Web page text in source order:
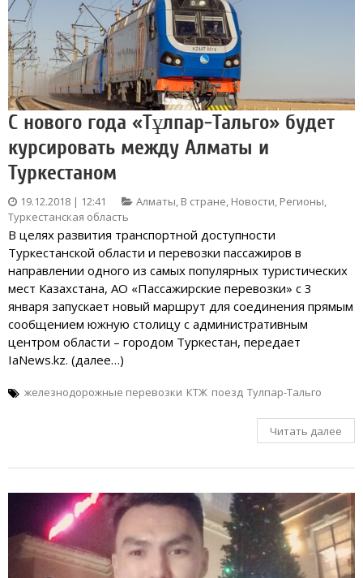
С нового года «Тұлпар-Тальго» будет
курсировать между Алматы и
Туркестаном
19.12.2018 | 12:41 Алматы, В стране, Новости, Регионы,
Туркестанская область
В целях развития транспортной доступности
Туркестанской области и перевозки пассажиров в
направлении одного из самых популярных туристических
мест Казахстана, АО «Пассажирские перевозки» с 3
января запускает новый маршрут для соединения прямым
сообщением южную столицу с административным
центром области – городом Туркестан, передает
IaNews.kz. (далее…)
железнодорожные перевозки КТЖ поезд Тулпар-Тальго
Читать далее